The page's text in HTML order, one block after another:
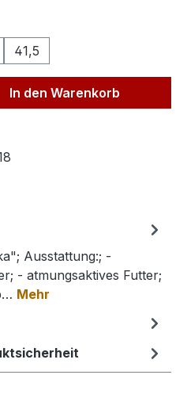
41,5
den
In den Warenkorb
Ausstattung:; -
- atmungsaktives Futter;
Mehr